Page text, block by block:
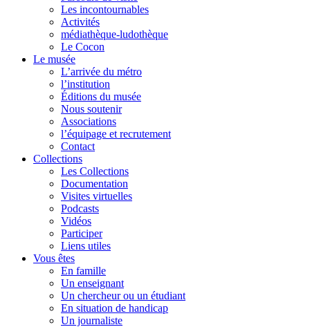
Les incontournables
Activités
médiathèque-ludothèque
Le Cocon
Le musée
L’arrivée du métro
l’institution
Éditions du musée
Nous soutenir
Associations
l’équipage et recrutement
Contact
Collections
Les Collections
Documentation
Visites virtuelles
Podcasts
Vidéos
Participer
Liens utiles
Vous êtes
En famille
Un enseignant
Un chercheur ou un étudiant
En situation de handicap
Un journaliste